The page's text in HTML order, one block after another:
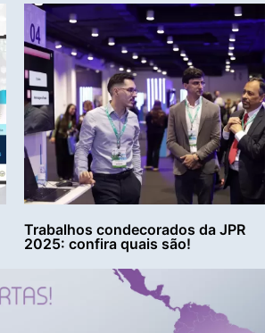
Trabalhos condecorados da JPR
2025: confira quais são!